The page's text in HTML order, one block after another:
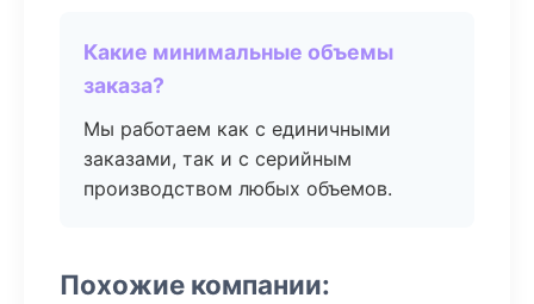
Какие минимальные объемы
заказа?
Мы работаем как с единичными
заказами, так и с серийным
производством любых объемов.
Похожие компании: